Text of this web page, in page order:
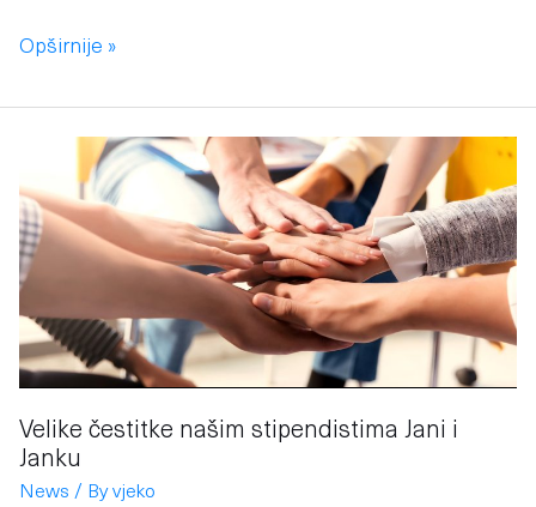
Opširnije »
Velike čestitke našim stipendistima Jani i
Janku
News / Byvjeko
čestitke
našim
stipendistima
Jani
i
Janku